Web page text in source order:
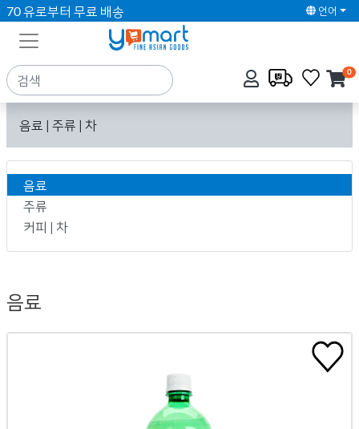
70 유로부터 무료 배송 언어
0
음료 | 주류 | 차
음료
주류
커피 | 차
음료